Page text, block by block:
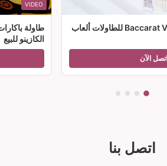
نظام برامج تسجيل Baccarat V3 للطاولات ألعاب
اتصل الآن
VIDEO
طاولة
الكازينو للبيع
اتصل بنا